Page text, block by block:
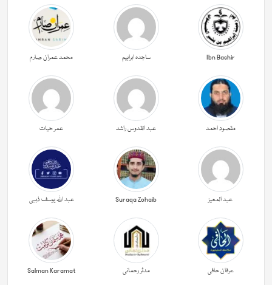
Ibn Bashir ساجدہ ابراہیم محمد عمران صارم
مقصود احمد عبد القدوس راشد عمر حیات
عبد المعیز Suraqa Zohaib عبد اللہ یوسف ذہبی
عرفان حافی مدثر رحمانی Salman Karamat